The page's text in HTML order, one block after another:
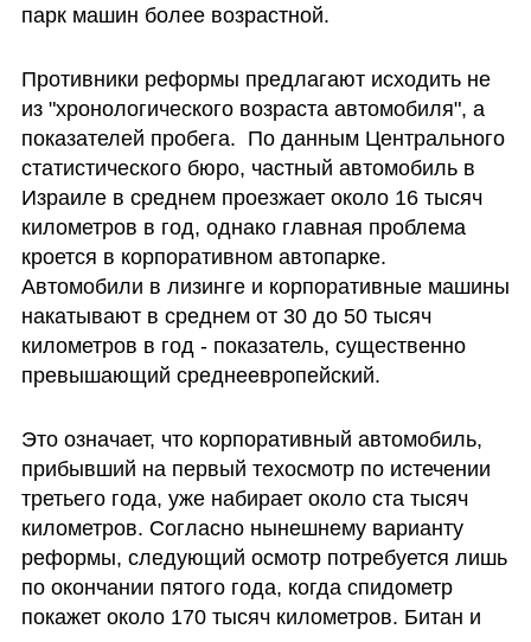
парк машин более возрастной.
Противники реформы предлагают исходить не
из "хронологического возраста автомобиля", а
показателей пробега.  По данным Центрального
статистического бюро, частный автомобиль в
Израиле в среднем проезжает около 16 тысяч
километров в год, однако главная проблема
кроется в корпоративном автопарке.
Автомобили в лизинге и корпоративные машины
накатывают в среднем от 30 до 50 тысяч
километров в год - показатель, существенно
превышающий среднеевропейский.
Это означает, что корпоративный автомобиль,
прибывший на первый техосмотр по истечении
третьего года, уже набирает около ста тысяч
километров. Согласно нынешнему варианту
реформы, следующий осмотр потребуется лишь
по окончании пятого года, когда спидометр
покажет около 170 тысяч километров. Битан и